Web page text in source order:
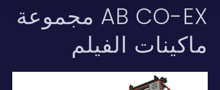
AB CO-EX مجموعة
ماكينات الفيلم